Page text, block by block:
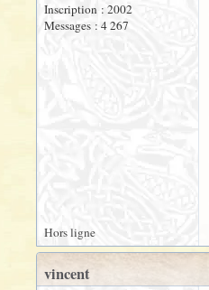
Inscription : 2002
Messages : 4 267
Hors ligne
vincent